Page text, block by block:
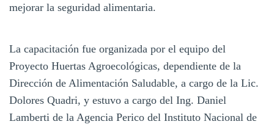
mejorar la seguridad alimentaria.
La capacitación fue organizada por el equipo del
Proyecto Huertas Agroecológicas, dependiente de la
Dirección de Alimentación Saludable, a cargo de la Lic.
Dolores Quadri, y estuvo a cargo del Ing. Daniel
Lamberti de la Agencia Perico del Instituto Nacional de